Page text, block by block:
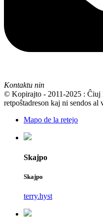
Kontaktu nin
© Kopirajto - 2011-2025 : Ĉiuj
retpoŝtadreson kaj ni sendos
Mapo de la retejo
Skajpo
Skajpo
terry.hyst